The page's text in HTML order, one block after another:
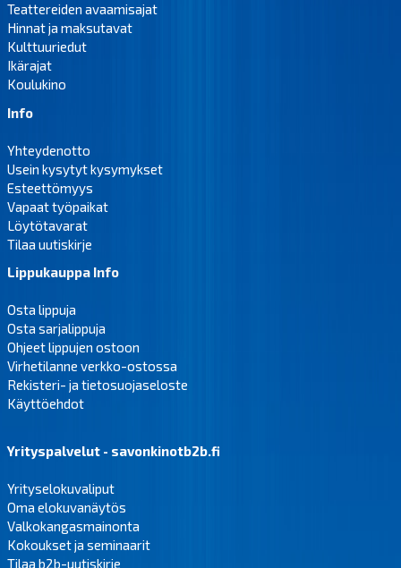
Teattereiden avaamisajat
Hinnat ja maksutavat
Kulttuuriedut
Ikärajat
Koulukino
Info
Yhteydenotto
Usein kysytyt kysymykset
Esteettömyys
Vapaat työpaikat
Löytötavarat
Tilaa uutiskirje
Lippukauppa Info
Osta lippuja
Osta sarjalippuja
Ohjeet lippujen ostoon
Virhetilanne verkko-ostossa
Rekisteri- ja tietosuojaseloste
Käyttöehdot
Yrityspalvelut - savonkinotb2b.fi
Yrityselokuvaliput
Oma elokuvanäytös
Valkokangasmainonta
Kokoukset ja seminaarit
Tilaa b2b-uutiskirje